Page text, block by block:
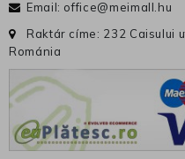
Email: office@meimall.hu
Raktár címe: 232 Caisului
Románia